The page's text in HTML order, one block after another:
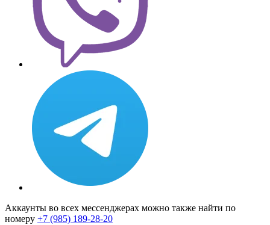
Аккаунты во всех мессенджерах можно также найти по
номеру +7 (985) 189-28-20